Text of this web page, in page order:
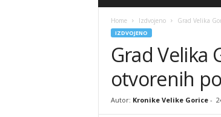
Home Izdvojeno Grad Velika
IZDVOJENO
Grad Velika
otvorenih
Autor: Kronike Velike Gorice-